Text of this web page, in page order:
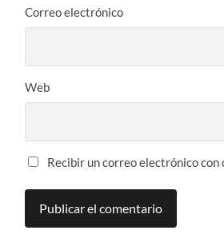
Correo electrónico
Web
Recibir un correo electrónico con